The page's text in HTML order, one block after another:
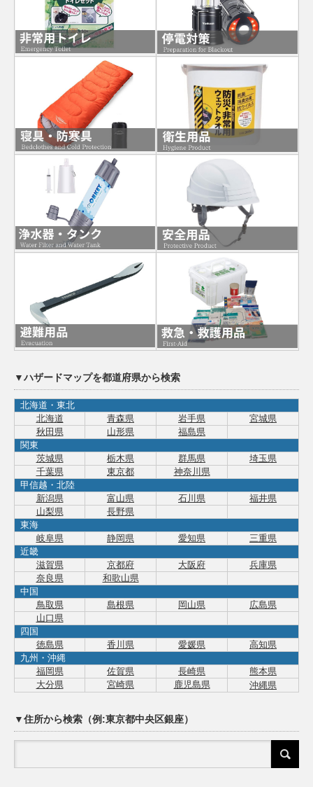
▼ハザードマップを都道府県から検索
北海道・東北
北海道
青森県 岩手県
宮城県
秋田県
山形県
福島県
関東
茨城県
栃木県 群馬県
埼玉県
千葉県
東京都
神奈川県
甲信越・北陸
新潟県
富山県 石川県
福井県
山梨県
長野県
東海
岐阜県
静岡県 愛知県
三重県
近畿
滋賀県
京都府 大阪府
兵庫県
奈良県
和歌山県
中国
鳥取県
島根県 岡山県
広島県
山口県
四国
徳島県
香川県 愛媛県
高知県
九州・沖縄
福岡県
佐賀県 長崎県
熊本県
大分県
宮崎県 鹿児島県 沖縄県
▼住所から検索（例:東京都中央区銀座）